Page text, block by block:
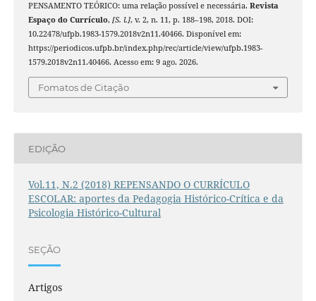
PENSAMENTO TEÓRICO: uma relação possível e necessária. Revista
Espaço do Currículo, [S. l.], v. 2, n. 11, p. 188–198, 2018. DOI:
10.22478/ufpb.1983-1579.2018v2n11.40466. Disponível em:
https://periodicos.ufpb.br/index.php/rec/article/view/ufpb.1983-
1579.2018v2n11.40466. Acesso em: 9 ago. 2026.
Fomatos de Citação
EDIÇÃO
Vol.11, N.2 (2018) REPENSANDO O CURRÍCULO
ESCOLAR: aportes da Pedagogia Histórico-Crítica e da
Psicologia Histórico-Cultural
SEÇÃO
Artigos